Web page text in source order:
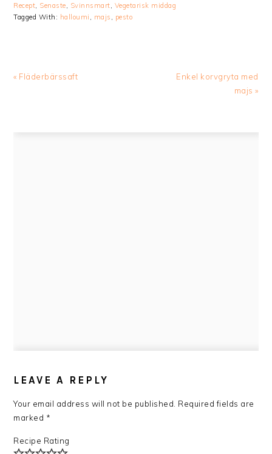
Recept Senaste Svinnsmart Vegetarisk middag
Tagged With: halloumi majs pesto
Previous
« Fläderbärssaft
Next
Enkel korvgryta med
majs »
INTERACTIONS
LEAVE A REPLY
Your email address will not be published. Required fields are
marked *
Recipe Rating